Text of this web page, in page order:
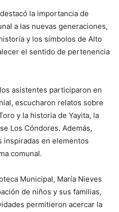
la importancia de
a las nuevas generaciones,
y los símbolos de Alto
el sentido de pertenencia
asistentes participaron en
escucharon relatos sobre
y la historia de Yayita, la
Los Cóndores. Además,
inspiradas en elementos
comunal.
Municipal, María Nieves
de niños y sus familias,
permitieron acercar la